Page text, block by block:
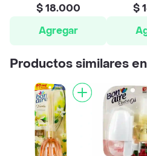
$ 18.000
Agregar
$
Productos similares